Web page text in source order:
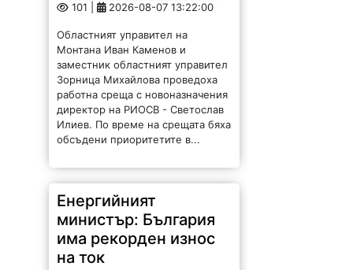
101 | 2026-08-07 13:22:00
Областният управител на
Монтана Иван Каменов и
заместник областният управител
Зорница Михайлова проведоха
работна среща с новоназначения
директор на РИОСВ - Светослав
Илиев. По време на срещата бяха
обсъдени приоритетите в...
Енергийният
министър: България
има рекорден износ
на ток